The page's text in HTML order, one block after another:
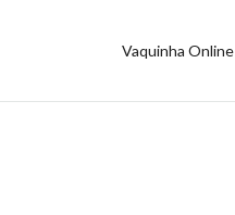
Vaquinha Online